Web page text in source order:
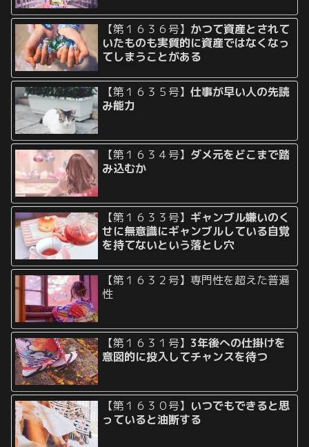
【第１６３６号】 かつて資産とされて
いたものも実質的に資産ではなくなっ
てしまうことがある
【第１６３５号】仕事が早い人の先読
み能力
【第１６３４号】 ダメ元をどこまで踏
み込むか
【第１６３３号】 ギャンブル嫌いのく
せに無意識にギャンブルしている自覚
を持てないという落とし穴
【第１６３２号】専門性を超えた普遍
性
【第１６３１号】 3年後への仕掛けを
意図的に投入してチャンスを待つ
【第１６３０号】 いつでもできると思
っていると油断する